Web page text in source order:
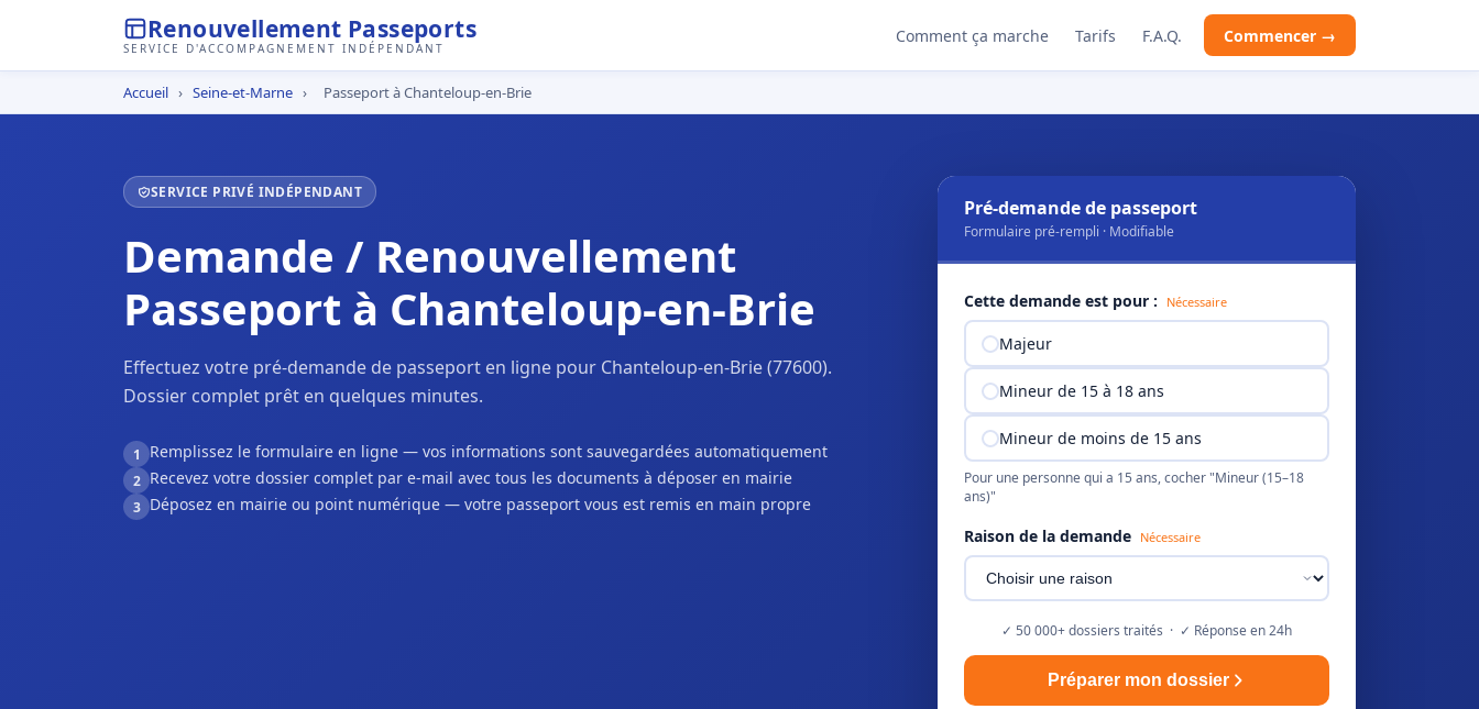
Renouvellement Passeports
SERVICE D'ACCOMPAGNEMENT INDÉPENDANT
Comment ça marche Tarifs F.A.Q. Commencer →
Accueil › Seine-et-Marne › Passeport à Chanteloup-en-Brie
SERVICE PRIVÉ INDÉPENDANT
Demande / Renouvellement
Passeport à Chanteloup-en-Brie
Effectuez votre pré-demande de passeport en ligne pour Chanteloup-en-Brie (77600).
Dossier complet prêt en quelques minutes.
1 Remplissez le formulaire en ligne — vos informations sont sauvegardées automatiquement
2 Recevez votre dossier complet par e-mail avec tous les documents à déposer en mairie
3 Déposez en mairie ou point numérique — votre passeport vous est remis en main propre
Pré-demande de passeport
Formulaire pré-rempli · Modifiable
Cette demande est pour : Nécessaire
Majeur
Mineur de 15 à 18 ans
Mineur de moins de 15 ans
Pour une personne qui a 15 ans, cocher "Mineur (15–18
ans)"
Raison de la demande Nécessaire
✓ 50 000+ dossiers traités · ✓ Réponse en 24h
Préparer mon dossier